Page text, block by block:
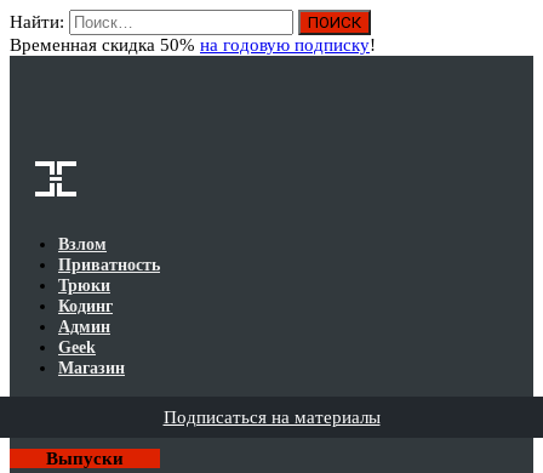
Найти:
Временная скидка 50% на годовую подписку!
Взлом
Приватность
Трюки
Кодинг
Админ
Geek
Магазин
Подписаться на материалы
Выпуски